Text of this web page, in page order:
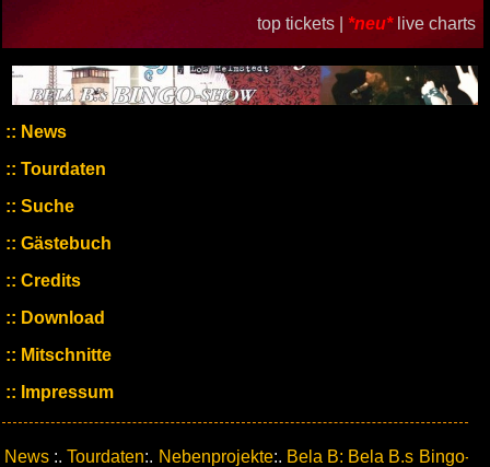
top tickets | *neu* live charts
News
Tourdaten
Suche
Gästebuch
Credits
Download
Mitschnitte
Impressum
News :.Tourdaten:. Nebenprojekte:. Bela B: Bela B.s Bingo-